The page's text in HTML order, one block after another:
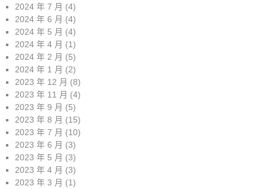
2024 年 7 月 (4)
2024 年 6 月 (4)
2024 年 5 月 (4)
2024 年 4 月 (1)
2024 年 2 月 (5)
2024 年 1 月 (2)
2023 年 12 月 (8)
2023 年 11 月 (4)
2023 年 9 月 (5)
2023 年 8 月 (15)
2023 年 7 月 (10)
2023 年 6 月 (3)
2023 年 5 月 (3)
2023 年 4 月 (3)
2023 年 3 月 (1)